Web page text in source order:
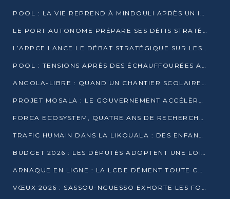
POOL : LA VIE REPREND À MINDOULI APRÈS UN INCIDENT ARMÉ SUR LA RN1
LE PORT AUTONOME PRÉPARE SES DÉFIS STRATÉGIQUES DE 2026
L’ARPCE LANCE LE DÉBAT STRATÉGIQUE SUR LES DONNÉES, L’IA ET LA FINANCE NUMÉRIQUE AU CONGO
POOL : TENSIONS APRÈS DES ÉCHAUFFOURÉES ARMÉES ENTRE DGSP ET EX-MILICIENS NINJA
ANGOLA-LIBRE : QUAND UN CHANTIER SCOLAIRE DEVIENT LE MIROIR D’UN CONGO EN MOUVEMENT
PROJET MOSALA : LE GOUVERNEMENT ACCÉLÈRE L’INSERTION DES JEUNES EN 2026
FORCA ECOSYSTEM, QUATRE ANS DE RECHERCHE DE TERRAIN AVANT UN LANCEMENT OFFICIEL EN 2026
TRAFIC HUMAIN DANS LA LIKOUALA : DES ENFANTS AUTOCHTONES RÉDUITS AU TRAVAIL FORCÉ
BUDGET 2026 : LES DÉPUTÉS ADOPTENT UNE LOI DES FINANCES DE PLUS DE 2500 MILLIARDS FCFA
ARNAQUE EN LIGNE : LA LCDE DÉMENT TOUTE CAMPAGNE DE RECRUTEMENT
VŒUX 2026 : SASSOU-NGUESSO EXHORTE LES FORCES VIVES À RENFORCER L’UNITÉ